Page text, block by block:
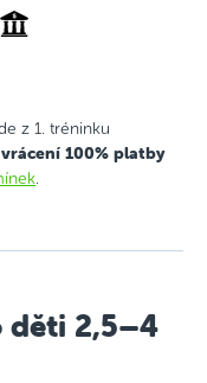
z 1. tréninku
100% platby
děti 2,5–4